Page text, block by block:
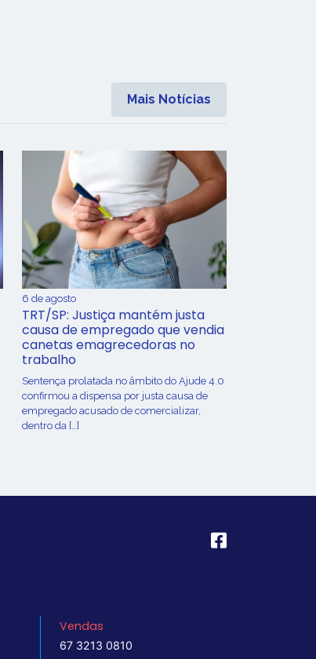
Mais Notícias
6 de agosto
TRT/SP: Justiça mantém justa
causa de empregado que vendia
canetas emagrecedoras no
trabalho
Sentença prolatada no âmbito do Ajude 4.0
confirmou a dispensa por justa causa de
empregado acusado de comercializar,
dentro da […]
Vendas
67 3213 0810